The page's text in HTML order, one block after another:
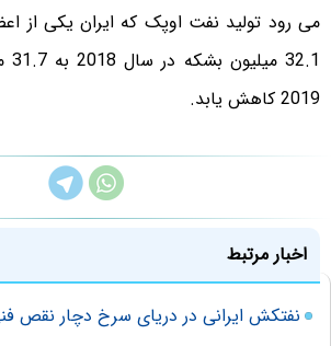
می رود تولید نفت اوپک که ایران یکی از
2019 کاهش یابد.
اخبار مرتبط
نفتکش ایرانی در دریای سرخ دچار نقص